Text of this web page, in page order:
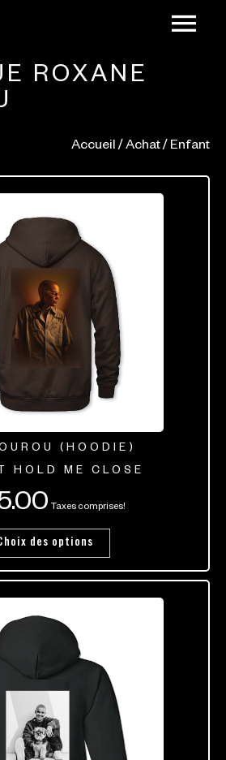
ROXANE
Accueil/ Achat/ Enfant
(HOODIE)
HOLD ME CLOSE
Taxes comprises!
des options